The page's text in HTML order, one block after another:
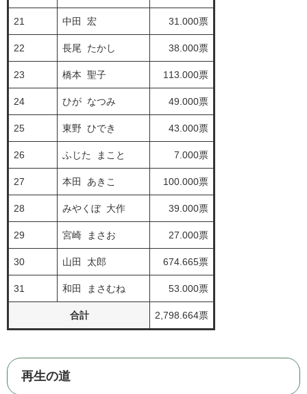
21 中田 宏 31.000票
22 長尾 たかし 38.000票
23 橋本 聖子 113.000票
24 ひが なつみ 49.000票
25 東野 ひでき 43.000票
26 ふじた まこと 7.000票
27 本田 あきこ 100.000票
28 みやくぼ 大作 39.000票
29 宮崎 まさお 27.000票
30 山田 太郎 674.665票
31 和田 まさむね 53.000票
合計 2,798.664票
再生の道